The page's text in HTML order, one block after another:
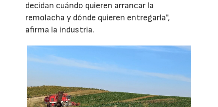
decidan cuándo quieren arrancar la
remolacha y dónde quieren entregarla",
afirma la industria.